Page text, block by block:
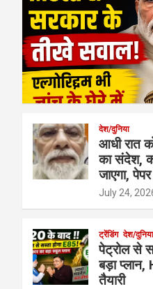
देश/दुनिया
आधी रात
का संदेश,
जाएगा, पेपर
July 24,
ट्रेंडिंग देश/दुनिया
पेट्रोल से
बड़ा
तैयारी